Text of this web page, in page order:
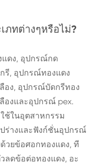
ภทต่างๆหรือไม่?
ดง, อุปกรณ์กด
รี, อุปกรณ์ทองแดง
อง, อุปกรณ์บัดกรีทอง
องและอุปกรณ์ pex.
ช้ในอุตสาหกรรม
ร่างและฟังก์ชั่นอุปกรณ์
วยข้อศอกทองแดง, ที
ลดข้อต่อทองแดง, อะ